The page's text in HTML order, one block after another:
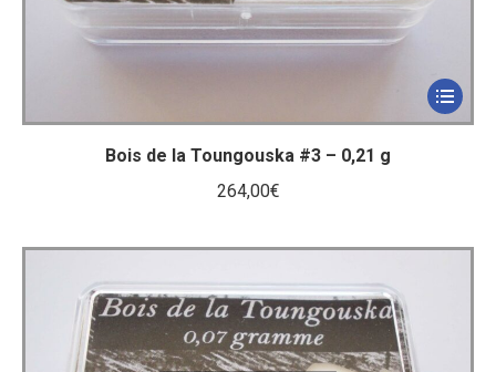
Bois de la Toungouska #3 – 0,21 g
264,00€